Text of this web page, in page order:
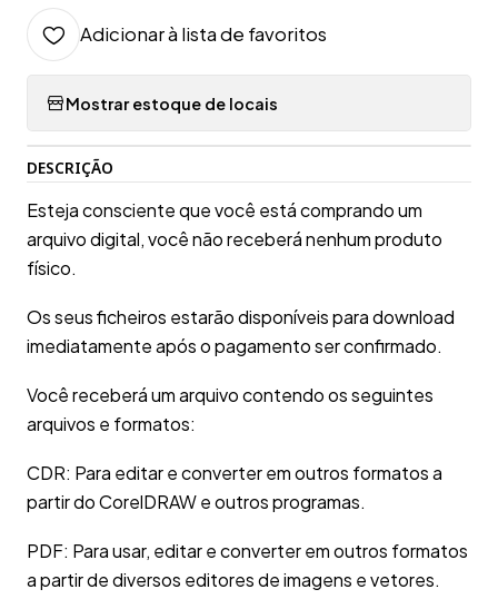
Adicionar à lista de favoritos
Mostrar estoque de locais
DESCRIÇÃO
Esteja consciente que você está comprando um
arquivo digital, você não receberá nenhum produto
físico.
Os seus ficheiros estarão disponíveis para download
imediatamente após o pagamento ser confirmado.
Você receberá um arquivo contendo os seguintes
arquivos e formatos:
CDR: Para editar e converter em outros formatos a
partir do CorelDRAW e outros programas.
PDF: Para usar, editar e converter em outros formatos
a partir de diversos editores de imagens e vetores.